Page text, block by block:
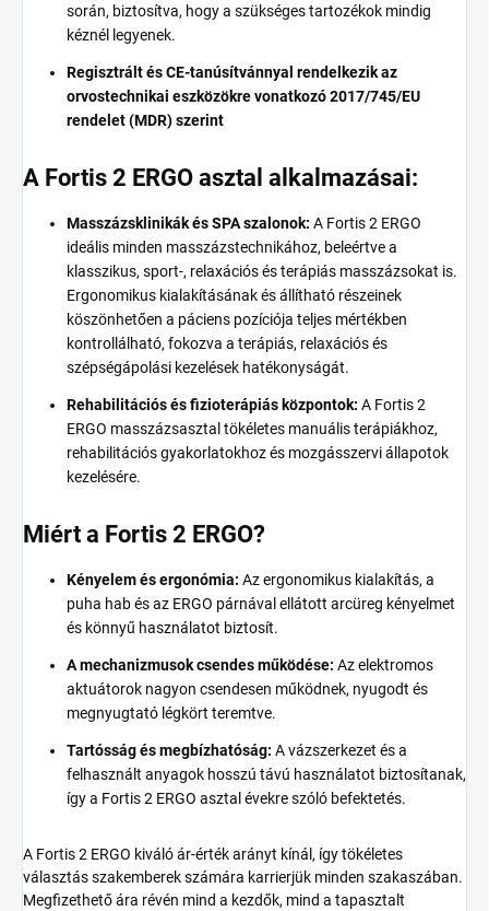
során, biztosítva, hogy a szükséges tartozékok mindig
kéznél legyenek.
Regisztrált és CE-tanúsítvánnyal rendelkezik az
orvostechnikai eszközökre vonatkozó 2017/745/EU
rendelet (MDR) szerint
A Fortis 2 ERGO asztal alkalmazásai:
Masszázsklinikák és SPA szalonok: A Fortis 2 ERGO
ideális minden masszázstechnikához, beleértve a
klasszikus, sport-, relaxációs és terápiás masszázsokat is.
Ergonomikus kialakításának és állítható részeinek
köszönhetően a páciens pozíciója teljes mértékben
kontrollálható, fokozva a terápiás, relaxációs és
szépségápolási kezelések hatékonyságát.
Rehabilitációs és fizioterápiás központok: A Fortis 2
ERGO masszázsasztal tökéletes manuális terápiákhoz,
rehabilitációs gyakorlatokhoz és mozgásszervi állapotok
kezelésére.
Miért a Fortis 2 ERGO?
Kényelem és ergonómia: Az ergonomikus kialakítás, a
puha hab és az ERGO párnával ellátott arcüreg kényelmet
és könnyű használatot biztosít.
A mechanizmusok csendes működése: Az elektromos
aktuátorok nagyon csendesen működnek, nyugodt és
megnyugtató légkört teremtve.
Tartósság és megbízhatóság: A vázszerkezet és a
felhasznált anyagok hosszú távú használatot biztosítanak,
így a Fortis 2 ERGO asztal évekre szóló befektetés.
A Fortis 2 ERGO kiváló ár-érték arányt kínál, így tökéletes
választás szakemberek számára karrierjük minden szakaszában.
Megfizethető ára révén mind a kezdők, mind a tapasztalt